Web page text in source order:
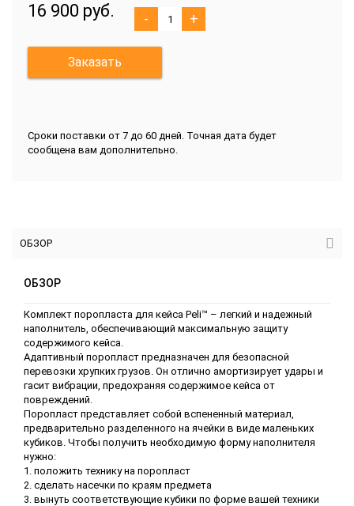
16 900 руб. - +
Заказать
Сроки поставки от 7 до 60 дней. Точная дата будет
сообщена вам дополнительно.
ОБЗОР
ОБЗОР
Комплект поропласта для кейса Peli™ – легкий и надежный
наполнитель, обеспечивающий максимальную защиту
содержимого кейса.
Адаптивный поропласт предназначен для безопасной
перевозки хрупких грузов. Он отлично амортизирует удары и
гасит вибрации, предохраняя содержимое кейса от
повреждений.
Поропласт представляет собой вспененный материал,
предварительно разделенного на ячейки в виде маленьких
кубиков. Чтобы получить необходимую форму наполнителя
нужно:
1. положить технику на поропласт
2. сделать насечки по краям предмета
3. вынуть соответствующие кубики по форме вашей техники